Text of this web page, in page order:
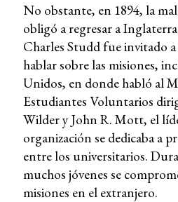
No obstante, en 1894, la
obligó a regresar a
Charles Studd fue invitado
hablar sobre las misiones,
Unidos, en donde habló al
Estudiantes Voluntarios
Wilder y John R. Mott, el
organización se dedicaba a
entre los universitarios.
muchos jóvenes se
misiones en el extranjero.